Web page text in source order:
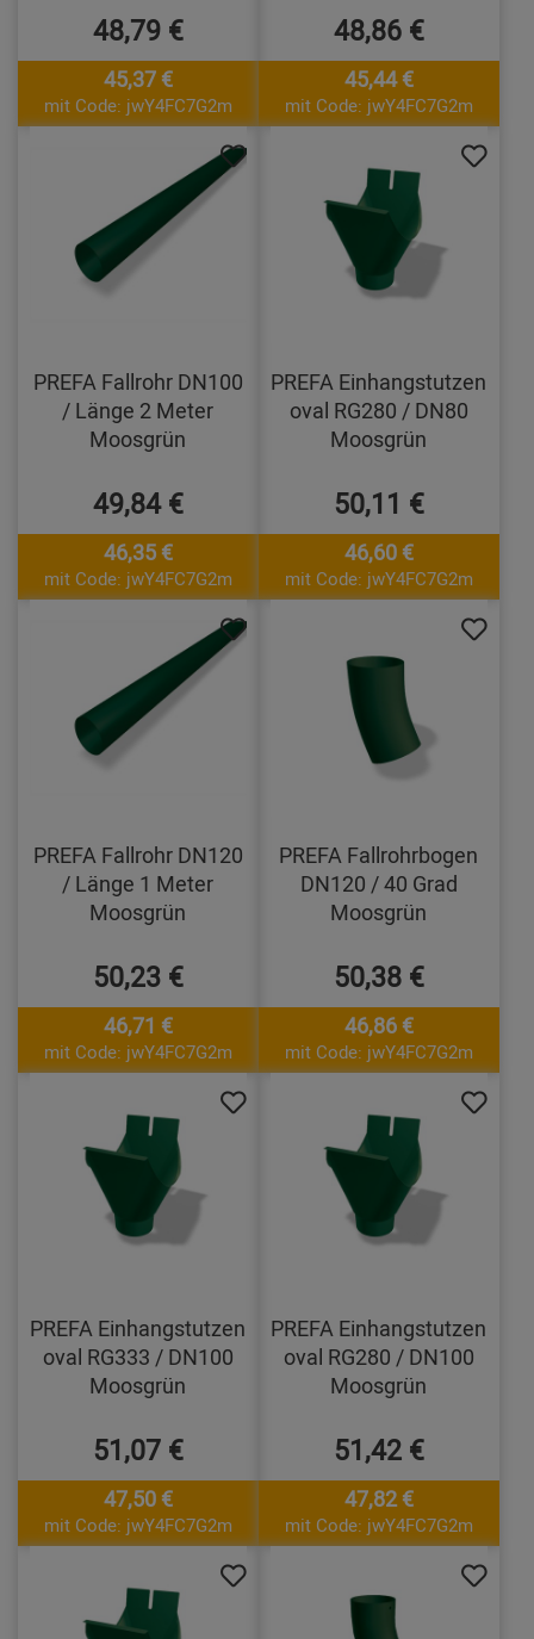
48,79 €
45,37 €
mit Code: jwY4FC7G2m
48,86 €
45,44 €
mit Code: jwY4FC7G2m
PREFA Fallrohr DN100
/ Länge 2 Meter
Moosgrün
49,84 €
46,35 €
mit Code: jwY4FC7G2m
PREFA Einhangstutzen
oval RG280 / DN80
Moosgrün
50,11 €
46,60 €
mit Code: jwY4FC7G2m
PREFA Fallrohr DN120
/ Länge 1 Meter
Moosgrün
50,23 €
46,71 €
mit Code: jwY4FC7G2m
PREFA Fallrohrbogen
DN120 / 40 Grad
Moosgrün
50,38 €
46,86 €
mit Code: jwY4FC7G2m
PREFA Einhangstutzen
oval RG333 / DN100
Moosgrün
51,07 €
47,50 €
mit Code: jwY4FC7G2m
PREFA Einhangstutzen
oval RG280 / DN100
Moosgrün
51,42 €
47,82 €
mit Code: jwY4FC7G2m